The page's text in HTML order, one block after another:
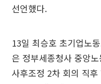
선언했다.
13일 최승호 초기업노
은 정부세종청사 중앙
사후조정 2차 회의 직